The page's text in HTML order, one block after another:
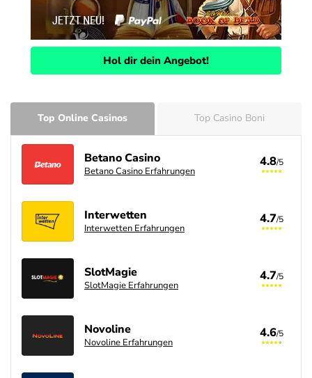
Hol dir dein Angebot!
Top Online Casinos Top Casino Boni
Betano Casino
Betano Casino Erfahrungen
4.8/5
Interwetten
Interwetten Erfahrungen
4.7/5
SlotMagie
SlotMagie Erfahrungen
4.7/5
Novoline
Novoline Erfahrungen
4.6/5